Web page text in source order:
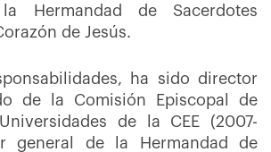
Hermandad de Sacerdotes
de Jesús.
ha sido director
de la Comisión Episcopal de
de la CEE (2007-
general de la Hermandad de